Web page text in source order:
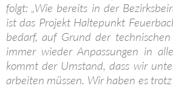
folgt: „Wie bereits in der
ist das Projekt Haltepunkt
bedarf, auf Grund der technischen
immer wieder Anpassungen in
kommt der Umstand, dass wir
arbeiten müssen. Wir haben es